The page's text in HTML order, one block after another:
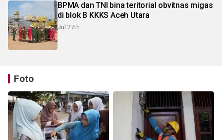
BPMA dan TNI bina teritorial obvitnas migas
di blok B KKKS Aceh Utara
Jul 27th
Foto